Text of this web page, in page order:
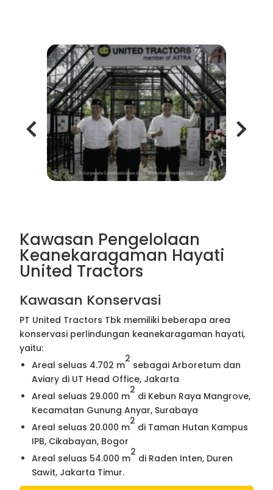
Kawasan Pengelolaan
Keanekaragaman Hayati
United Tractors
Kawasan Konservasi
PT United Tractors Tbk memiliki beberapa area
konservasi perlindungan keanekaragaman hayati,
yaitu:
Areal seluas 4.702 m
2
sebagai Arboretum dan
Aviary di UT Head Office, Jakarta
Areal seluas 29.000 m
2
di Kebun Raya Mangrove,
Kecamatan Gunung Anyar, Surabaya
Areal seluas 20.000 m
2
di Taman Hutan Kampus
IPB, Cikabayan, Bogor
Areal seluas 54.000 m
2
di Raden Inten, Duren
Sawit, Jakarta Timur.